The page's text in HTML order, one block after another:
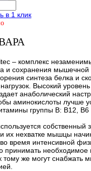
в 1 клик
– комплекс
и сохранения мышечной
синтеза белка и
Высокий
анаболический
аминокислоты лучше
группы В: B12, B6
собственный
их нехватке мышцы
время интенсивной
принимать необходимое
тому же могут снабжать